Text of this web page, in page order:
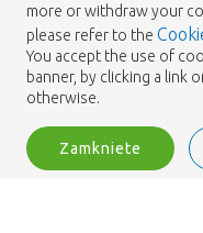
© 2026 - Heemskerk
Heemskerk Flowers is a
more or withdraw your
please refer to the
You accept the use of
banner, by clicking a link
otherwise.
Zamkniete